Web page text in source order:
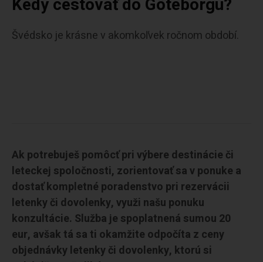
Kedy cestovať do Göteborgu?
Švédsko je krásne v akomkoľvek ročnom období.
Ak potrebuješ pomôcť pri výbere destinácie či
leteckej spoločnosti, zorientovať sa v ponuke a
dostať kompletné poradenstvo pri rezervácii
letenky či dovolenky, využi našu ponuku
konzultácie. Služba je spoplatnená sumou 20
eur, avšak tá sa ti okamžite odpočíta z ceny
objednávky letenky či dovolenky, ktorú si